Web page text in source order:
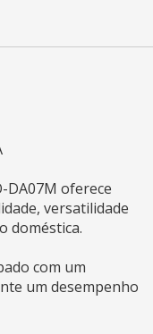
DA07M oferece
versatilidade
doméstica.
com um
um desempenho